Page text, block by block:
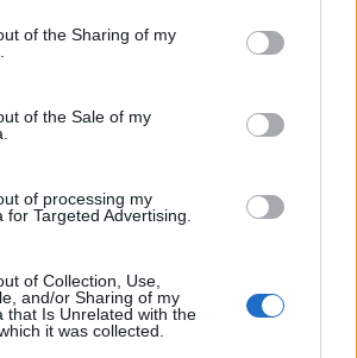
or usage behaviour. You may click to
to Google and its third-party tags to
specified purposes in below Google
of the Sharing of my
of the Sale of my
of processing my
for Targeted Advertising.
of Collection, Use,
and/or Sharing of my
that Is Unrelated with the
it was collected.
is remek volt. Hozzátette: a
a kedvencei, drukkolt nekik
András szerint a Common
változik, az igazi dalok kerülnek
"flash" ez az érzés, megérte
majdnem egy év munkája